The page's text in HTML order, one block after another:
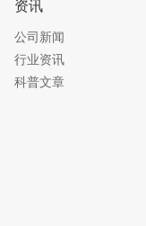
资讯
公司新闻
行业资讯
科普文章